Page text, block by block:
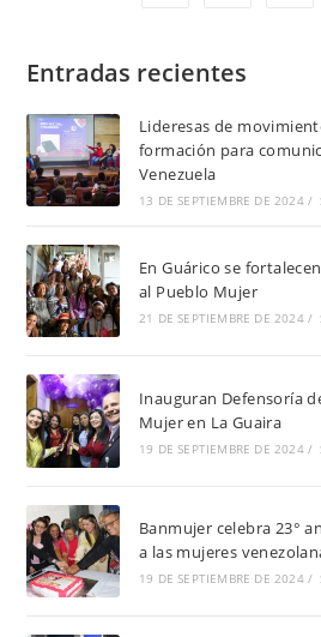
Entradas recientes
Lideresas de
formación para
Venezuela
13 DE SEPTIEMBRE DE 2024 /
En Guárico se
al Pueblo Mujer
21 DE SEPTIEMBRE DE 2024 /
Inauguran Defensoría
Mujer en La Guaira
19 DE SEPTIEMBRE DE 2024 /
Banmujer celebra 23°
a las mujeres
19 DE SEPTIEMBRE DE 2024 /